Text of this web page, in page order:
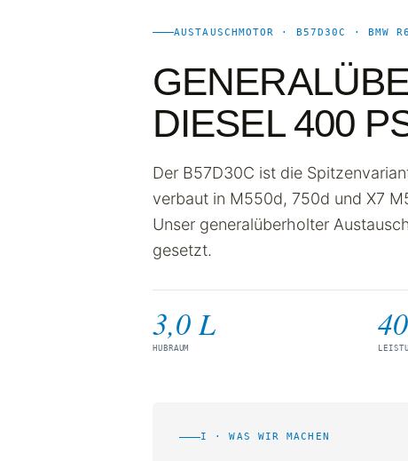
AUSTAUSCHMOTOR · B57D30C ·
DIESEL 400
Der B57D30C ist die
verbaut in M550d, 750d und X7
Unser generalüberholter
gesetzt.
3,0 L
HUBRAUM
I · WAS WIR MACHEN